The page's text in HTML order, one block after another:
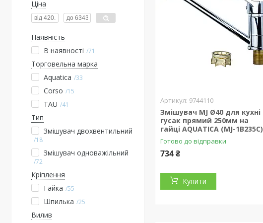
Ціна
Наявність
В наявності 71
Торговельна марка
Aquatica 33
Corso 15
TAU 41
Тип
Змішувач двохвентильний
18
Змішувач одноважільний
72
Кріплення
Гайка 55
Шпилька 25
Вилив
9744110
Змішувач MJ Ø40 для кухні
гусак прямий 250мм на
гайці AQUATICA (MJ-1B235C)
Готово до відправки
734 ₴
Купити